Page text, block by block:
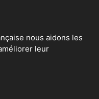
nous aidons les
leur